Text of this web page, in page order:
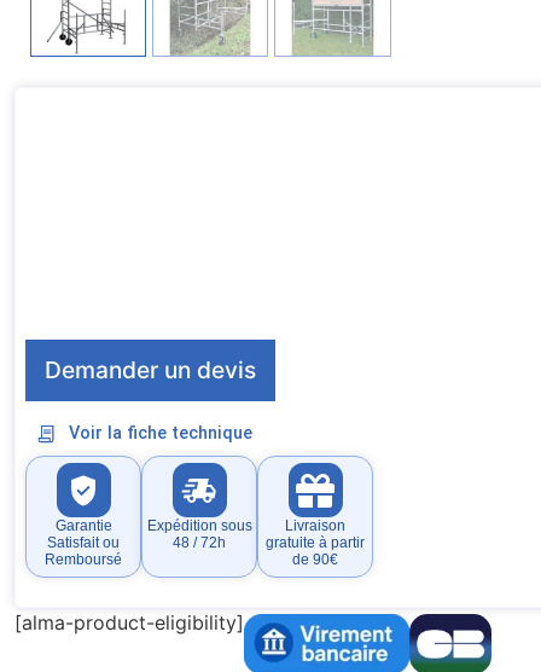
Demander un devis
Voir la fiche technique
Garantie
Satisfait ou
Remboursé
Expédition sous
48 / 72h
Livraison
gratuite à partir
de 90€
[alma-product-eligibility]